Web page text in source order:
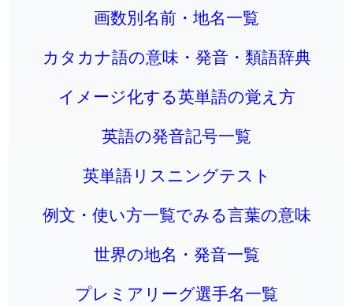
画数別名前・地名一覧
カタカナ語の意味・発音・類語辞典
イメージ化する英単語の覚え方
英語の発音記号一覧
英単語リスニングテスト
例文・使い方一覧でみる言葉の意味
世界の地名・発音一覧
プレミアリーグ選手名一覧